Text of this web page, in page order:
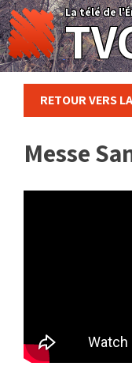
Skip
to
content
La télé de
RETOUR VERS
Messe